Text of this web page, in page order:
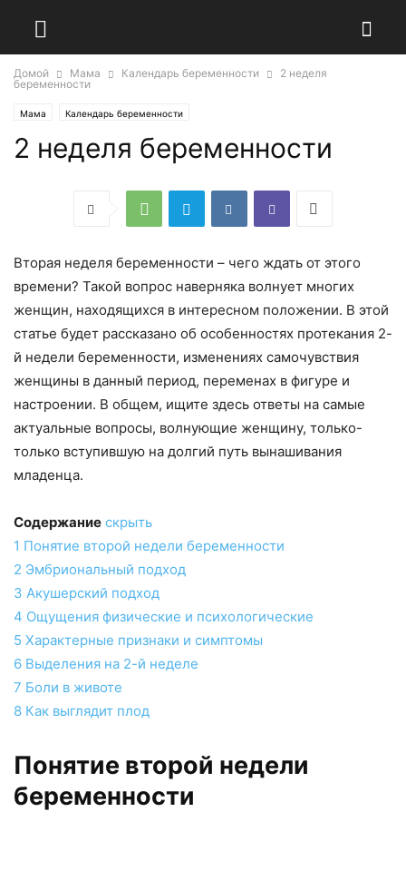
Домой Мама Календарь беременности
2 неделя
беременности
Мама Календарь беременности
2 неделя беременности
Вторая неделя беременности – чего ждать от этого
времени? Такой вопрос наверняка волнует многих
женщин, находящихся в интересном положении. В этой
статье будет рассказано об особенностях протекания 2-
й недели беременности, изменениях самочувствия
женщины в данный период, переменах в фигуре и
настроении. В общем, ищите здесь ответы на самые
актуальные вопросы, волнующие женщину, только-
только вступившую на долгий путь вынашивания
младенца.
Содержание скрыть
1 Понятие второй недели беременности
2 Эмбриональный подход
3 Акушерский подход
4 Ощущения физические и психологические
5 Характерные признаки и симптомы
6 Выделения на 2-й неделе
7 Боли в животе
8 Как выглядит плод
Понятие второй недели
беременности